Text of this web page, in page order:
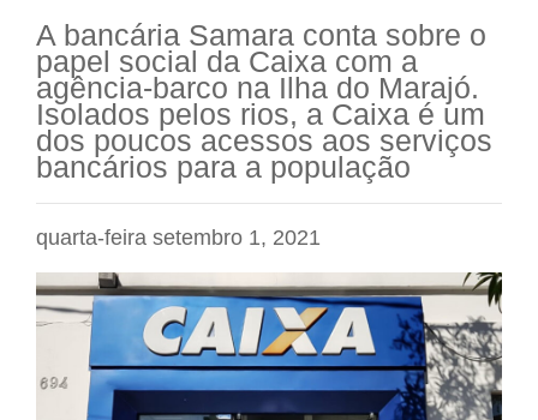
A bancária Samara conta sobre o
papel social da Caixa com a
agência-barco na Ilha do Marajó.
Isolados pelos rios, a Caixa é um
dos poucos acessos aos serviços
bancários para a população
quarta-feira setembro 1, 2021